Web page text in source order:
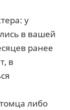
у
в вашей
ранее
в
либо